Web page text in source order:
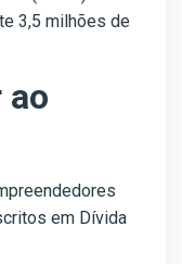
3,5 milhões de
ao
em Dívida